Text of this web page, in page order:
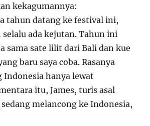
kekagumannya:
tahun datang ke festival ini,
ada kejutan. Tahun ini
sama sate lilit dari Bali dan kue
baru saya coba. Rasanya
hanya lewat
itu, James, turis asal
melancong ke Indonesia,